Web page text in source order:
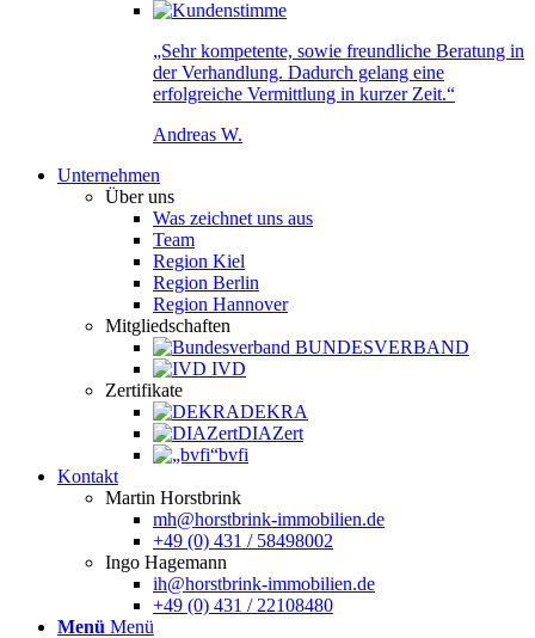
„Sehr kompetente, sowie freundliche Beratung in
der Verhandlung. Dadurch gelang eine
erfolgreiche Vermittlung in kurzer Zeit.“
Andreas W.
Unternehmen
Über uns
Was zeichnet uns aus
Team
Region Kiel
Region Berlin
Region Hannover
Mitgliedschaften
BUNDESVERBAND
IVD
Zertifikate
DEKRA
DIAZert
bvfi
Kontakt
Martin Horstbrink
mh@horstbrink-immobilien.de
+49 (0) 431 / 58498002
Ingo Hagemann
ih@horstbrink-immobilien.de
+49 (0) 431 / 22108480
Menü Menü